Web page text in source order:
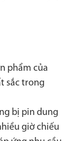
phẩm của
sắc trong
bị pin dung
giờ chiếu